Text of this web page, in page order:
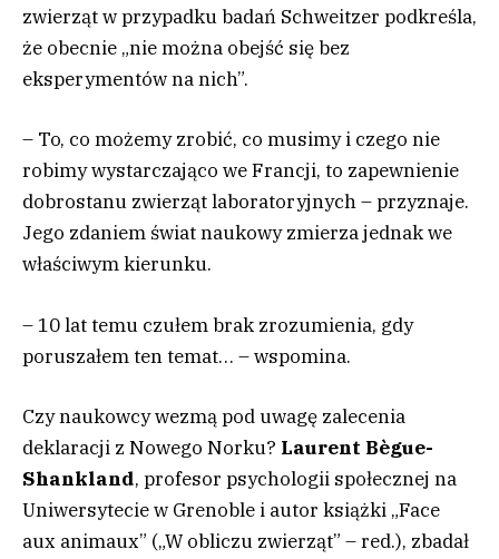
zwierząt w przypadku badań Schweitzer podkreśla,
że obecnie „nie można obejść się bez
eksperymentów na nich”.
– To, co możemy zrobić, co musimy i czego nie
robimy wystarczająco we Francji, to zapewnienie
dobrostanu zwierząt laboratoryjnych – przyznaje.
Jego zdaniem świat naukowy zmierza jednak we
właściwym kierunku.
– 10 lat temu czułem brak zrozumienia, gdy
poruszałem ten temat… – wspomina.
Czy naukowcy wezmą pod uwagę zalecenia
deklaracji z Nowego Norku? Laurent Bègue-
Shankland, profesor psychologii społecznej na
Uniwersytecie w Grenoble i autor książki „Face
aux animaux” („W obliczu zwierząt” – red.), zbadał